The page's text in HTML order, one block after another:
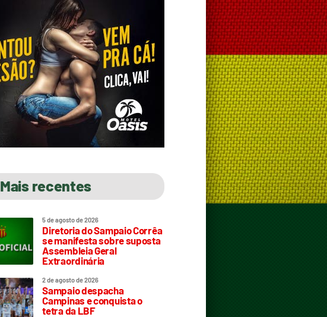
Mais recentes
5 de agosto de 2026
Diretoria do Sampaio Corrêa
se manifesta sobre suposta
Assembleia Geral
Extraordinária
2 de agosto de 2026
Sampaio despacha
Campinas e conquista o
tetra da LBF